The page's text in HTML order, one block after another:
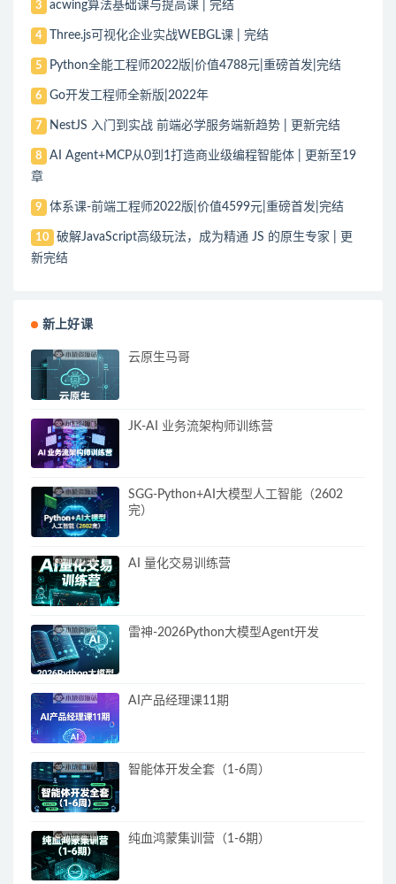
3 acwing算法基础课与提高课 | 完结
4 Three.js可视化企业实战WEBGL课 | 完结
5 Python全能工程师2022版|价值4788元|重磅首发|完结
6 Go开发工程师全新版|2022年
7 NestJS 入门到实战 前端必学服务端新趋势 | 更新完结
8
AI Agent+MCP从0到1打造商业级编程智能体 | 更新至19
章
9 体系课-前端工程师2022版|价值4599元|重磅首发|完结
10
破解JavaScript高级玩法，成为精通 JS 的原生专家 | 更
新完结
新上好课
云原生马哥
JK-AI 业务流架构师训练营
SGG-Python+AI大模型人工智能（2602
完）
AI 量化交易训练营
雷神-2026Python大模型Agent开发
AI产品经理课11期
智能体开发全套（1-6周）
纯血鸿蒙集训营（1-6期）